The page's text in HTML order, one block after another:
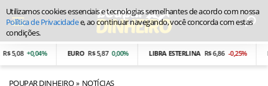
5,08 +0,04% EURO R$ 5,87 0,00% LIBRA ESTERLINA R$ 6,86 -0,25%
POUPAR DINHEIRO NOTÍCIAS
Utilizamos cookies essenciais e tecnologias semelhantes de acordo com nossa
Política de Privacidadee, ao continuar navegando, você concorda com estas
condições.